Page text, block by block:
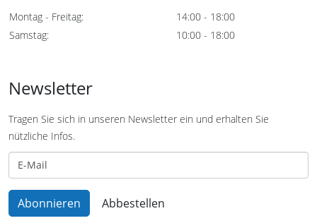
Montag - Freitag:
14:00 - 18:00
Samstag:
10:00 - 18:00
Newsletter
Tragen Sie sich in unseren Newsletter ein und erhalten Sie
nützliche Infos.